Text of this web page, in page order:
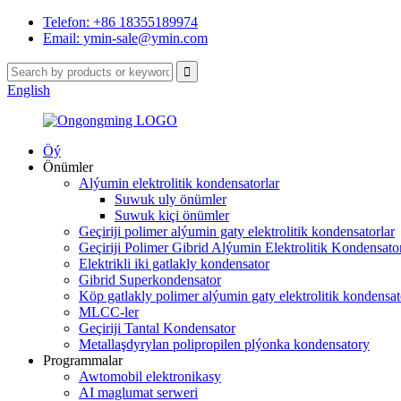
Telefon: +86 18355189974
Email: ymin-sale@ymin.com
English
Öý
Önümler
Alýumin elektrolitik kondensatorlar
Suwuk uly önümler
Suwuk kiçi önümler
Geçiriji polimer alýumin gaty elektrolitik kondensatorlar
Geçiriji Polimer Gibrid Alýumin Elektrolitik
Elektrikli iki gatlakly kondensator
Gibrid Superkondensator
Köp gatlakly polimer alýumin gaty elektrolitik
MLCC-ler
Geçiriji Tantal Kondensator
Metallaşdyrylan polipropilen plýonka kondensatory
Programmalar
Awtomobil elektronikasy
AI maglumat serweri